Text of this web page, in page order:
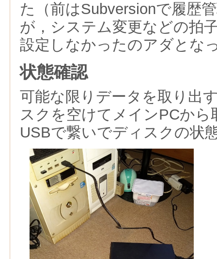
た（前はSubversionで履歴
が，システム変更などの拍
設定しなかったのアダとな
状態確認
可能な限りデータを取り出
スクを空けてメインPCから
USBで繋いでディスクの状